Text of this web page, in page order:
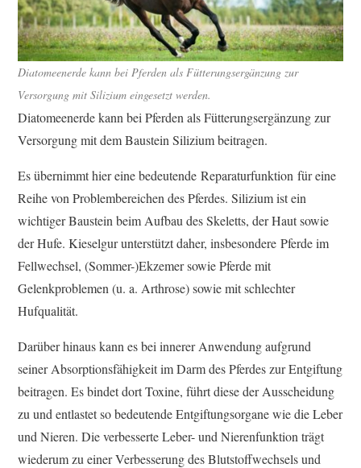
Diatomeenerde kann bei Pferden als Fütterungsergänzung zur
Versorgung mit Silizium eingesetzt werden.
Diatomeenerde kann bei Pferden als Fütterungsergänzung zur
Versorgung mit dem Baustein Silizium beitragen.
Es übernimmt hier eine bedeutende Reparaturfunktion für eine
Reihe von Problembereichen des Pferdes. Silizium ist ein
wichtiger Baustein beim Aufbau des Skeletts, der Haut sowie
der Hufe. Kieselgur unterstützt daher, insbesondere Pferde im
Fellwechsel, (Sommer-)Ekzemer sowie Pferde mit
Gelenkproblemen (u. a. Arthrose) sowie mit schlechter
Hufqualität.
Darüber hinaus kann es bei innerer Anwendung aufgrund
seiner Absorptionsfähigkeit im Darm des Pferdes zur Entgiftung
beitragen. Es bindet dort Toxine, führt diese der Ausscheidung
zu und entlastet so bedeutende Entgiftungsorgane wie die Leber
und Nieren. Die verbesserte Leber- und Nierenfunktion trägt
wiederum zu einer Verbesserung des Blutstoffwechsels und